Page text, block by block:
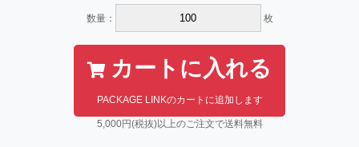
数量： 枚
カートに入れる
PACKAGE LINKのカートに追加します
5,000円(税抜)以上のご注文で送料無料